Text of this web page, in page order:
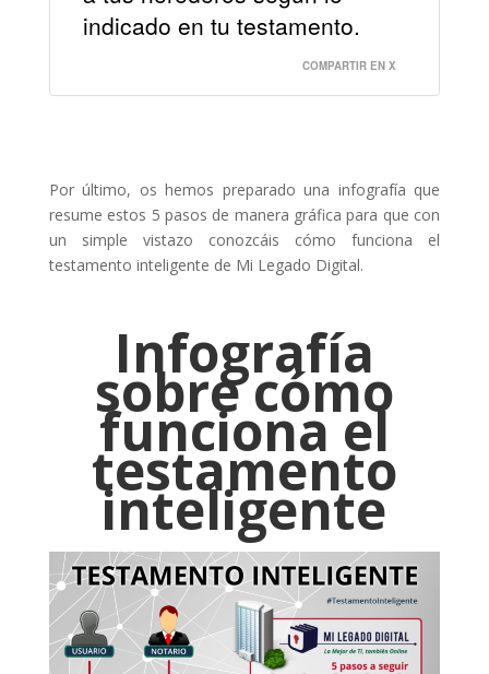
indicado en tu testamento.
COMPARTIR EN X
Por último, os hemos preparado una infografía que
resume estos 5 pasos de manera gráfica para que con
un simple vistazo conozcáis cómo funciona el
testamento inteligente de Mi Legado Digital.
Infografía
sobre cómo
funciona el
testamento
inteligente